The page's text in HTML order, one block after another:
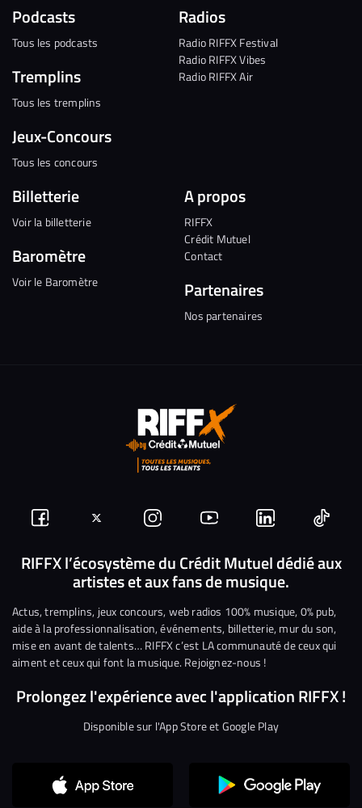
Continuer sans accepter
Podcasts
Tous les podcasts
Tremplins
Tous les tremplins
Jeux-Concours
Tous les concours
Radios
Radio RIFFX Festival
Radio RIFFX Vibes
Radio RIFFX Air
Billetterie
Voir la billetterie
Baromètre
Voir le Baromètre
A propos
RIFFX
Crédit Mutuel
Contact
Partenaires
Nos partenaires
Suivez-
nous
Facebook
Suivez-
nous
sur
Twitter
Nous
rejoindre
sur
Instagram
Nous
rejoindre
sur
YouTube
Nous
rejoindre
sur
Linkedin
Nous
RIFFX l’écosystème du Crédit Mutuel dédié aux
artistes et aux fans de musique.
Actus, tremplins, jeux concours, web radios 100% musique, 0% pub,
aide à la professionnalisation, événements, billetterie, mur du son,
mise en avant de talents… RIFFX c’est LA communauté de ceux qui
aiment et ceux qui font la musique. Rejoignez-nous !
Prolongez l'expérience avec l'application RIFFX !
Disponible sur l'App Store et Google Play